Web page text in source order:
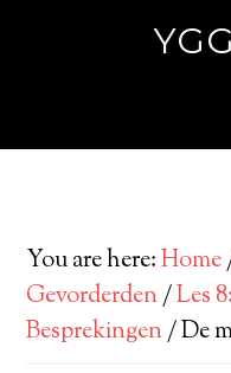
You are here:Home
Gevorderden/Les
Besprekingen/De